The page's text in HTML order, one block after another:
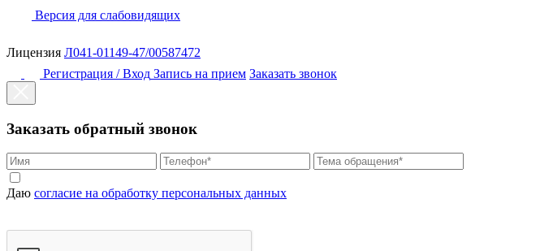
Версия для слабовидящих
Лицензия Л041-01149-47/00587472
Регистрация / Вход Запись на прием Заказать звонок
Заказать обратный звонок
Даю согласие на обработку персональных данных